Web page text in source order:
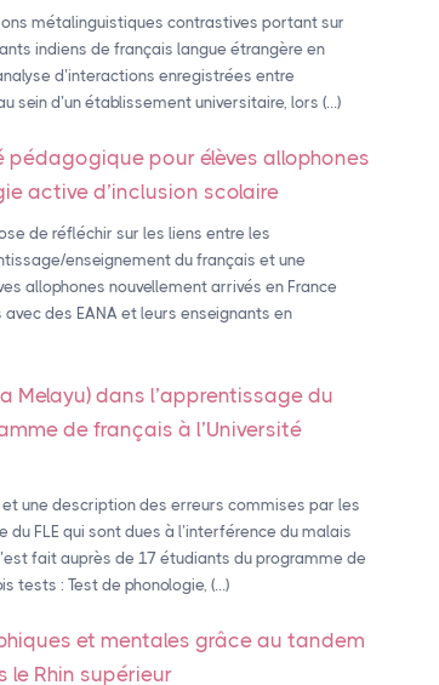
métalinguistiques contrastives portant sur
indiens de français langue étrangère en
d’interactions enregistrées entre
sein d’un établissement universitaire, lors (…)
pédagogique pour élèves allophones
active d’inclusion scolaire
de réfléchir sur les liens entre les
enseignement du français et une
allophones nouvellement arrivés en France
des EANA et leurs enseignants en
Melayu) dans l’apprentissage du
de français à l’Université
une description des erreurs commises par les
FLE qui sont dues à l’interférence du malais
fait auprès de 17 étudiants du programme de
tests : Test de phonologie, (…)
et mentales grâce au tandem
Rhin supérieur